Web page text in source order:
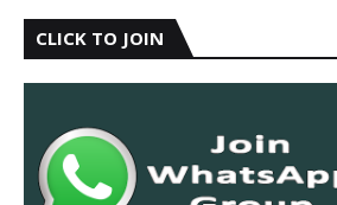
CLICK TO JOIN